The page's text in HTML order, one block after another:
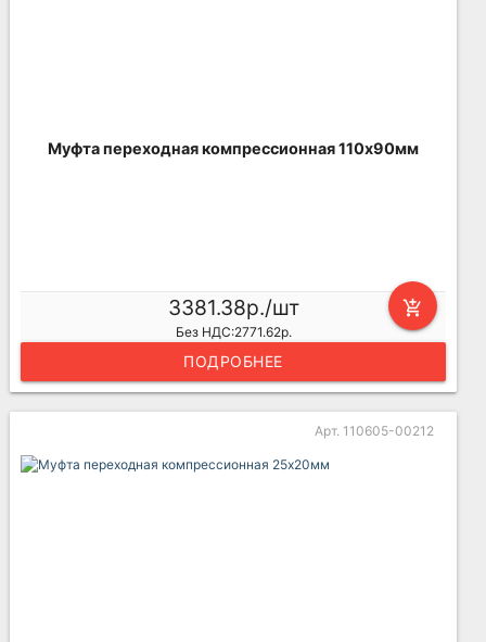
Муфта переходная компрессионная 110х90мм
add_shopping_cart
3381.38р./шт
Без НДС:2771.62р.
ПОДРОБНЕЕ
Арт. 110605-00212